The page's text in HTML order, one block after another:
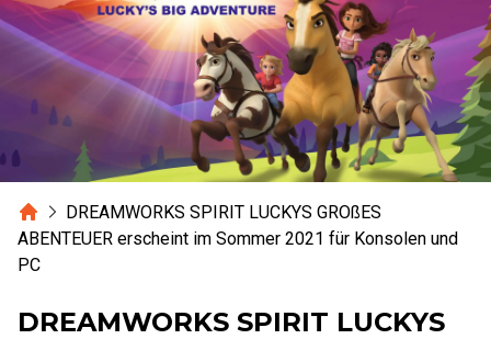
HomeDREAMWORKS SPIRIT LUCKYS GROßES
ABENTEUER erscheint im Sommer 2021 für Konsolen und
PC
DREAMWORKS SPIRIT LUCKYS